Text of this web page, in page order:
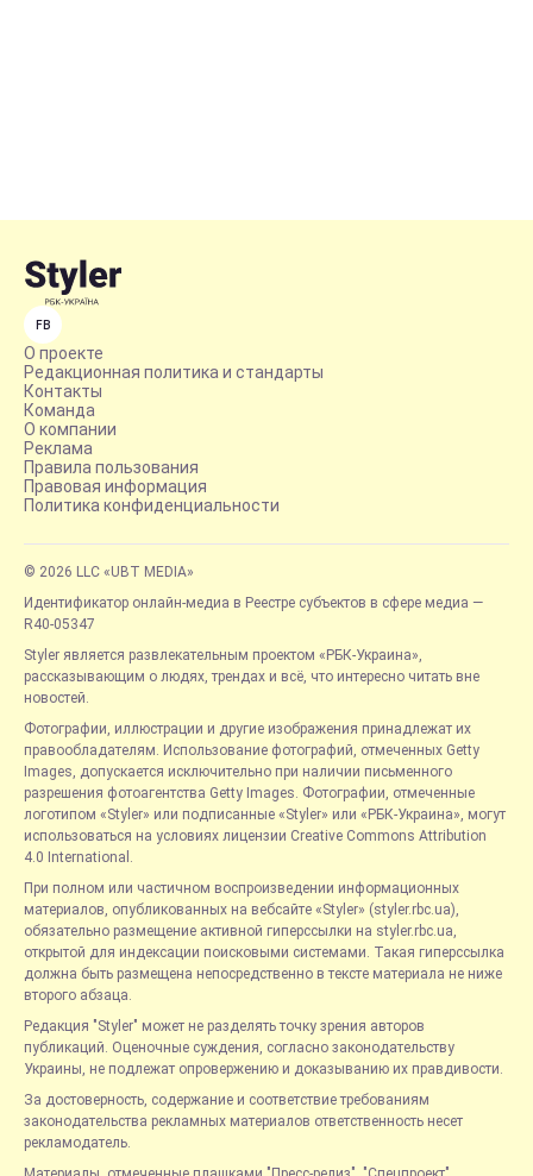
FB
О проекте
Редакционная политика и стандарты
Контакты
Команда
О компании
Реклама
Правила пользования
Правовая информация
Политика конфиденциальности
© 2026 LLC «UBT MEDIA»
Идентификатор онлайн-медиа в Реестре субъектов в сфере медиа —
R40-05347
Styler является развлекательным проектом «РБК-Украина»,
рассказывающим о людях, трендах и всё, что интересно читать вне
новостей.
Фотографии, иллюстрации и другие изображения принадлежат их
правообладателям. Использование фотографий, отмеченных Getty
Images, допускается исключительно при наличии письменного
разрешения фотоагентства Getty Images. Фотографии, отмеченные
логотипом «Styler» или подписанные «Styler» или «РБК-Украина», могут
использоваться на условиях лицензии Creative Commons Attribution
4.0 International.
При полном или частичном воспроизведении информационных
материалов, опубликованных на вебсайте «Styler» (styler.rbc.ua),
обязательно размещение активной гиперссылки на styler.rbc.ua,
открытой для индексации поисковыми системами. Такая гиперссылка
должна быть размещена непосредственно в тексте материала не ниже
второго абзаца.
Редакция "Styler" может не разделять точку зрения авторов
публикаций. Оценочные суждения, согласно законодательству
Украины, не подлежат опровержению и доказыванию их правдивости.
За достоверность, содержание и соответствие требованиям
законодательства рекламных материалов ответственность несет
рекламодатель.